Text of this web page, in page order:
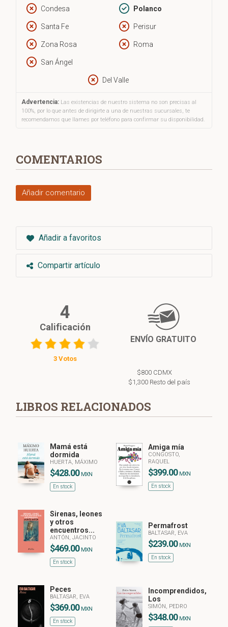
La flor del rayoes la novela que consolida a Juan Manuel Gil
como uno de los escritores más originales del panorama
narrativo español, tras ganar elPremio Biblioteca Breve
2021conTrigo limpio
Condesa Polanco
Santa Fe Perisur
Zona Rosa Roma
San Ángel
Del Valle
Advertencia: Las existencias de nuestro sistema no son precisas al
100%, por lo que antes de dirigirte a una de nuestras sucursales, te
recomendamos que llames por teléfono para confirmar su disponibilidad.
COMENTARIOS
Añadir comentario
Añadir a favoritos
Compartir artículo
4
Calificación
3 Votos
ENVÍO GRATUITO
$800 CDMX
$1,300 Resto del país
LIBROS RELACIONADOS
Mamá está
dormida
HUERTA, MÁXIMO
$428.00 MXN
En stock
Amiga mía
CONGOSTO,
RAQUEL
$399.00 MXN
En stock
Sirenas, leones
y otros
encuentros...
ANTÓN, JACINTO
$469.00 MXN
En stock
Permafrost
BALTASAR, EVA
$239.00 MXN
En stock
Peces
BALTASAR, EVA
$369.00 MXN
En stock
Incomprendidos,
Los
SIMÓN, PEDRO
$348.00 MXN